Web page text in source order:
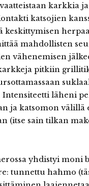
karkkia
katsojien
keskittymisen
mahdollisten
vähenemisen
pitkiin
läheni
ja katsomon välillä
(itse sain tilkan
yhdistyi moni
tunnettu hahmo